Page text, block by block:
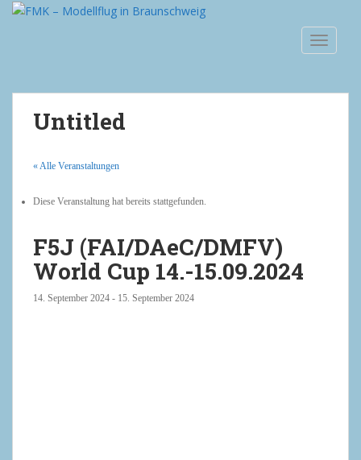
Untitled
« Alle Veranstaltungen
Diese Veranstaltung hat bereits stattgefunden.
F5J (FAI/DAeC/DMFV)
World Cup 14.-15.09.2024
14. September 2024 - 15. September 2024